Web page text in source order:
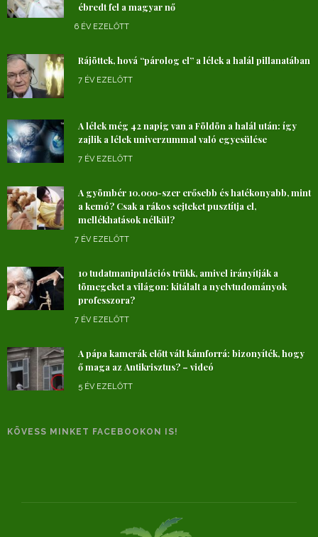
ébredt fel a magyar nő
6 ÉV EZELŐTT
Rájöttek, hová “párolog el” a lélek a halál pillanatában
7 ÉV EZELŐTT
A lélek még 42 napig van a Földön a halál után: így
zajlik a lélek univerzummal való egyesülése
7 ÉV EZELŐTT
A gyömbér 10.000-szer erősebb és hatékonyabb, mint
a kemó? Csak a rákos sejteket pusztítja el,
mellékhatások nélkül?
7 ÉV EZELŐTT
10 tudatmanipulációs trükk, amivel irányítják a
tömegeket a világon: kitálalt a nyelvtudományok
professzora?
7 ÉV EZELŐTT
A pápa kamerák előtt vált kámforrá: bizonyíték, hogy
ő maga az Antikrisztus? – videó
5 ÉV EZELŐTT
KÖVESS MINKET FACEBOOKON IS!